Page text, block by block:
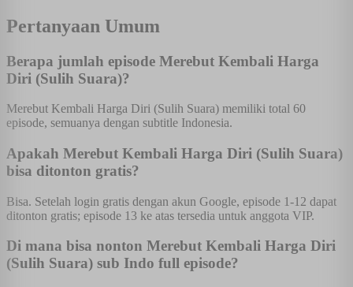
Pertanyaan Umum
Berapa jumlah episode Merebut Kembali Harga
Diri (Sulih Suara)?
Merebut Kembali Harga Diri (Sulih Suara) memiliki total 60
episode, semuanya dengan subtitle Indonesia.
Apakah Merebut Kembali Harga Diri (Sulih Suara)
bisa ditonton gratis?
Bisa. Setelah login gratis dengan akun Google, episode 1-12 dapat
ditonton gratis; episode 13 ke atas tersedia untuk anggota VIP.
Di mana bisa nonton Merebut Kembali Harga Diri
(Sulih Suara) sub Indo full episode?